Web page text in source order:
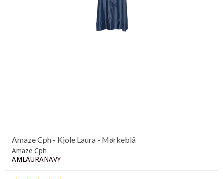
Amaze Cph - Kjole Laura - Mørkeblå
Amaze Cph
AMLAURANAVY